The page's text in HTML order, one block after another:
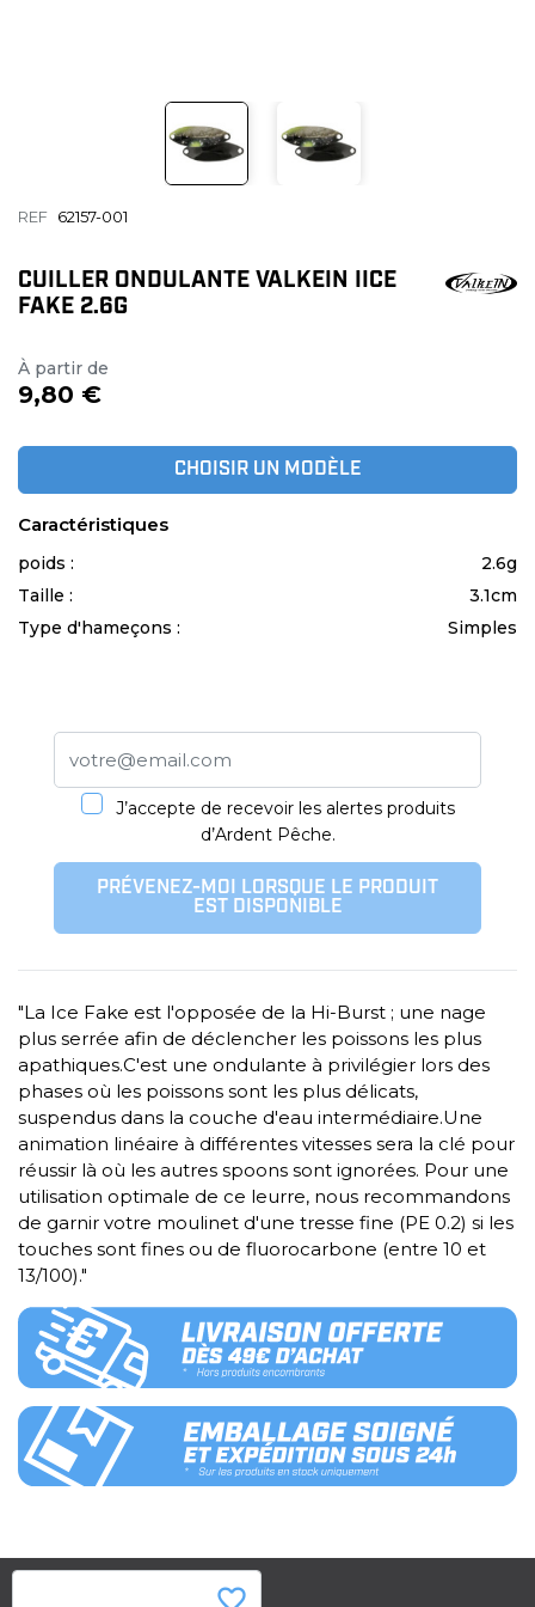
REF 62157-001
CUILLER ONDULANTE VALKEIN IICE
FAKE 2.6G
À partir de
9,80 €
CHOISIR UN MODÈLE
Caractéristiques
poids :
2.6g
Taille :
3.1cm
Type d'hameçons :
Simples
J’accepte de recevoir les alertes produits
d’Ardent Pêche.
PRÉVENEZ-MOI LORSQUE LE PRODUIT
EST DISPONIBLE
"La Ice Fake est l'opposée de la Hi-Burst ; une nage
plus serrée afin de déclencher les poissons les plus
apathiques.C'est une ondulante à privilégier lors des
phases où les poissons sont les plus délicats,
suspendus dans la couche d'eau intermédiaire.Une
animation linéaire à différentes vitesses sera la clé pour
réussir là où les autres spoons sont ignorées. Pour une
utilisation optimale de ce leurre, nous recommandons
de garnir votre moulinet d'une tresse fine (PE 0.2) si les
touches sont fines ou de fluorocarbone (entre 10 et
13/100)."
favorite_border